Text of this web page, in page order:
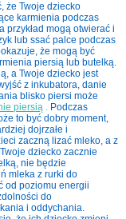
że Twoje dziecko
karmienia podczas
przykład mogą otwierać i
lub ssać palce podczas
że mogą być
piersią lub butelką.
a Twoje dziecko jest
z inkubatora, danie
blisko piersi może
piersią . Podczas
to być dobry moment,
dojrzałe i
zaczną lizać mleko, a z
dziecko zacznie
nie będzie
mleka z rurki do
od poziomu energii
do
i oddychania.